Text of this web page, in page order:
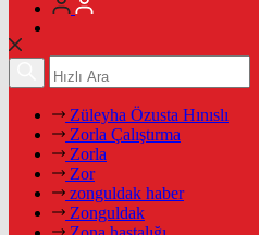
Züleyha Özusta Hınıslı
Zorla Çalıştırma
Zorla
Zor
zonguldak haber
Zonguldak